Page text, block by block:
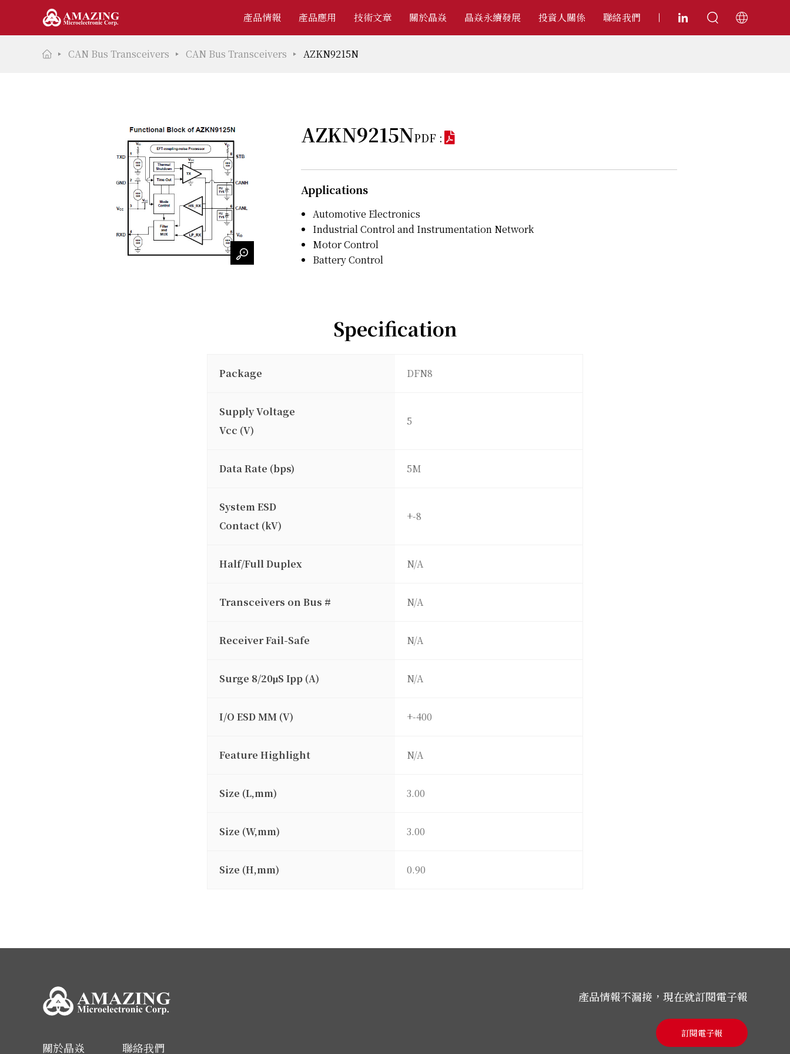
產品情報 產品應用 技術文章 關於晶焱 晶焱永續發展 投資人關係 聯絡我們
CAN Bus Transceivers CAN Bus Transceivers AZKN9215N
AZKN9215NPDF :
Applications
Automotive Electronics
Industrial Control and Instrumentation Network
Motor Control
Battery Control
Specification
Package DFN8
Supply Voltage
Vcc (V)
5
Data Rate (bps) 5M
System ESD
Contact (kV)
+-8
Half/Full Duplex N/A
Transceivers on Bus # N/A
Receiver Fail-Safe N/A
Surge 8/20μS Ipp (A) N/A
I/O ESD MM (V) +-400
Feature Highlight N/A
Size (L,mm) 3.00
Size (W,mm) 3.00
Size (H,mm) 0.90
關於晶焱 聯絡我們
產品情報不漏接，現在就訂閱電子報
訂閱電子報